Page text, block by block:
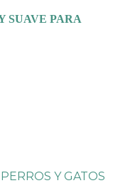
SUAVE PARA